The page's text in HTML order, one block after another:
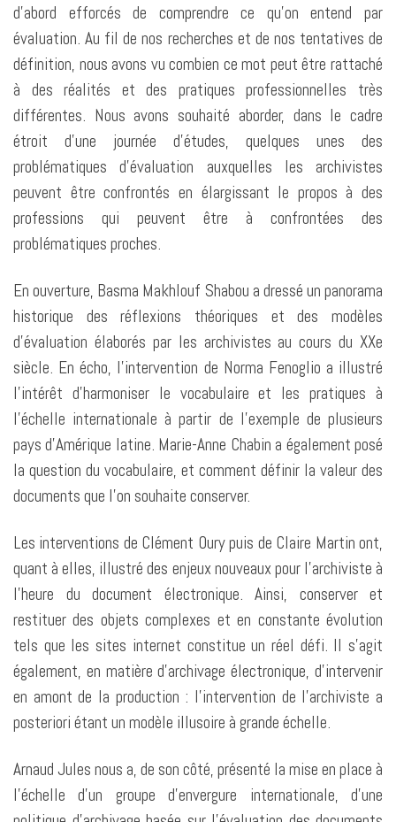
d’abord efforcés de comprendre ce qu’on entend par
évaluation. Au fil de nos recherches et de nos tentatives de
définition, nous avons vu combien ce mot peut être rattaché
à des réalités et des pratiques professionnelles très
différentes. Nous avons souhaité aborder, dans le cadre
étroit d’une journée d’études, quelques unes des
problématiques d’évaluation auxquelles les archivistes
peuvent être confrontés en élargissant le propos à des
professions qui peuvent être à confrontées des
problématiques proches.
En ouverture, Basma Makhlouf Shabou a dressé un panorama
historique des réflexions théoriques et des modèles
d’évaluation élaborés par les archivistes au cours du XXe
siècle. En écho, l’intervention de Norma Fenoglio a illustré
l’intérêt d’harmoniser le vocabulaire et les pratiques à
l’échelle internationale à partir de l’exemple de plusieurs
pays d’Amérique latine. Marie-Anne Chabin a également posé
la question du vocabulaire, et comment définir la valeur des
documents que l’on souhaite conserver.
Les interventions de Clément Oury puis de Claire Martin ont,
quant à elles, illustré des enjeux nouveaux pour l’archiviste à
l’heure du document électronique. Ainsi, conserver et
restituer des objets complexes et en constante évolution
tels que les sites internet constitue un réel défi. Il s’agit
également, en matière d’archivage électronique, d’intervenir
en amont de la production : l’intervention de l’archiviste a
posteriori étant un modèle illusoire à grande échelle.
Arnaud Jules nous a, de son côté, présenté la mise en place à
l’échelle d’un groupe d’envergure internationale, d’une